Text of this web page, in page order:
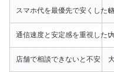
スマホ代を最優先で安くしたい
通信速度と安定感を重視したい
店舗で相談できないと不安